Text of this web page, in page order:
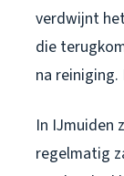
verdwijnt
die
na
In IJmuiden
regelmatig